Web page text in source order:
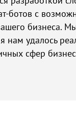
ботов с
бизнеса.
нам удалось
сфер